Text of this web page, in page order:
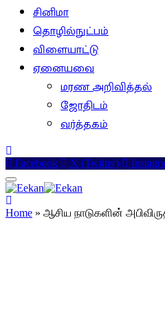
சினிமா
தொழில்நுட்பம்
விளையாட்டு
ஏனையவை
மரண அறிவித்தல்
ஜோதிடம்
வர்த்தகம்
Facebook X (Twitter)
Home » ஆசிய நாடுகளின்